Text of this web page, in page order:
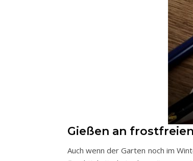
Gießen an
Auch wenn der Garten noch im